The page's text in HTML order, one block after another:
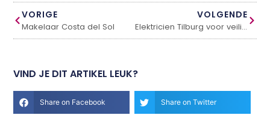
VORIGE
Makelaar Costa del Sol
VOLGENDE
Elektricien Tilburg voor veilige stroomoplossingen
VIND JE DIT ARTIKEL LEUK?
Share on Facebook Share on Twitter